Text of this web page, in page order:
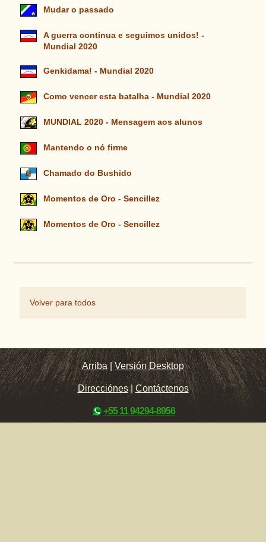
Mudar o passado
A guerra continua e seguimos unidos! -
Mundial 2020
Genkidama! - Mundial 2020
Como vencer esta batalha - Mundial 2020
MUNDIAL 2020 - Mensagem aos alunos
Mantendo o nó firme
Chamado do Bushido
Momentos de Oro - Sencillez
Momentos de Oro - Sencillez
Volver para todos
Arriba |Versión Desktop
Direcciónes| Contáctenos
+55 11 94294-8956